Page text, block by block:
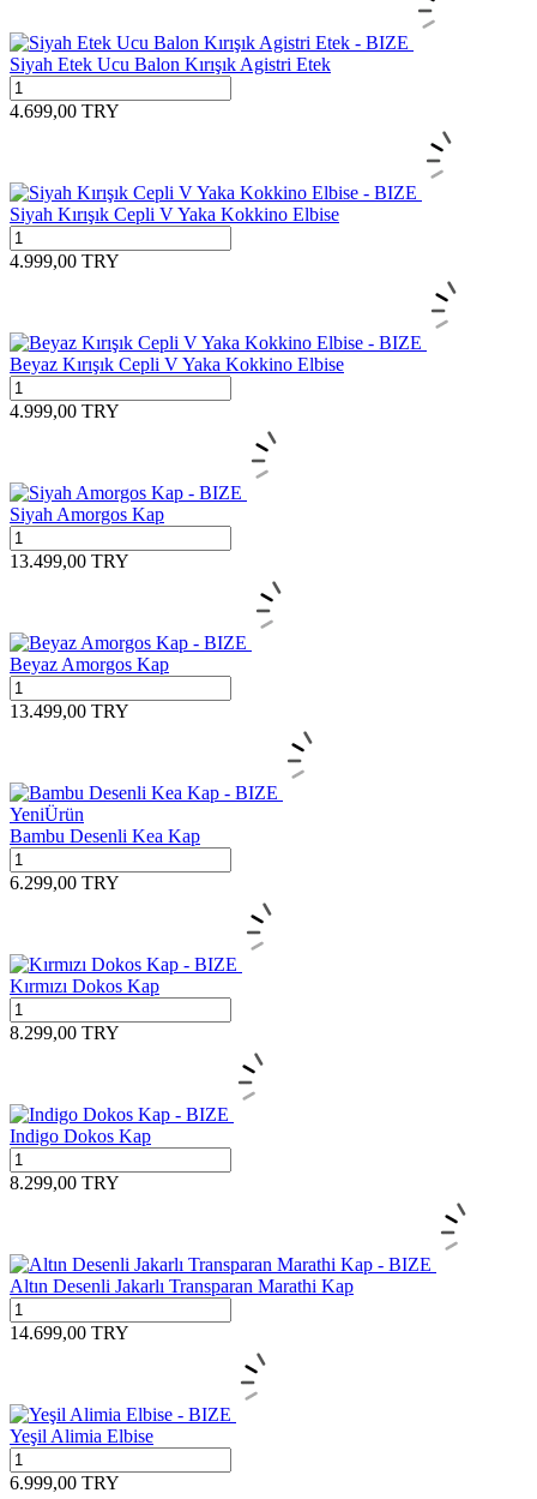
Siyah Etek Ucu Balon Kırışık Agistri Etek
4.699,00 TRY
Siyah Kırışık Cepli V Yaka Kokkino Elbise
4.999,00 TRY
Beyaz Kırışık Cepli V Yaka Kokkino Elbise
4.999,00 TRY
Siyah Amorgos Kap
13.499,00 TRY
Beyaz Amorgos Kap
13.499,00 TRY
YeniÜrün
Bambu Desenli Kea Kap
6.299,00 TRY
Kırmızı Dokos Kap
8.299,00 TRY
Indigo Dokos Kap
8.299,00 TRY
Altın Desenli Jakarlı Transparan Marathi Kap
14.699,00 TRY
Yeşil Alimia Elbise
6.999,00 TRY